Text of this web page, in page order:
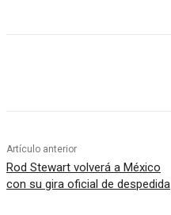
Artículo anterior
Rod Stewart volverá a México
con su gira oficial de despedida